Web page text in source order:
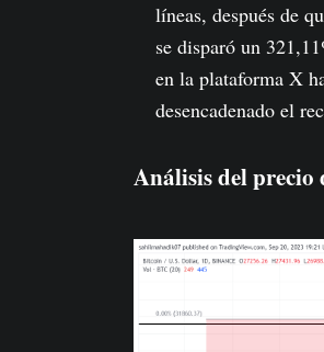
líneas, después de
se disparó un
en la plataforma X
desencadenado el
Análisis del precio